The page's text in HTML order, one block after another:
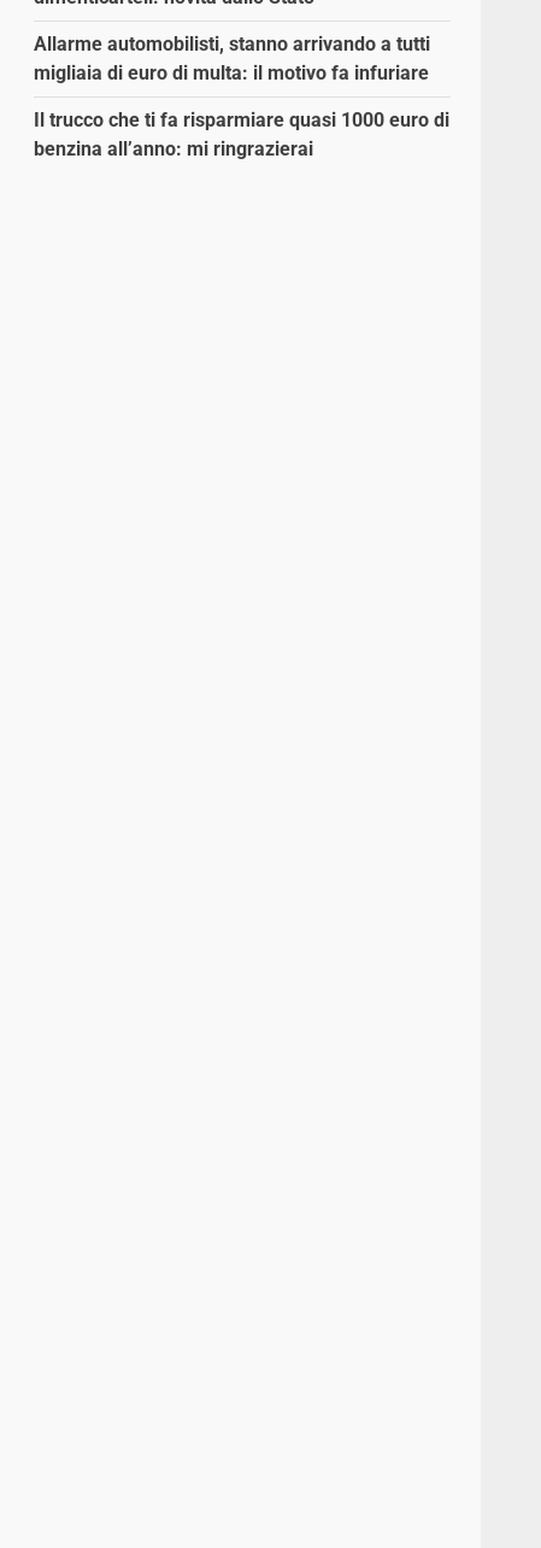
Allarme automobilisti, stanno arrivando a tutti
migliaia di euro di multa: il motivo fa infuriare
Il trucco che ti fa risparmiare quasi 1000 euro di
benzina all’anno: mi ringrazierai